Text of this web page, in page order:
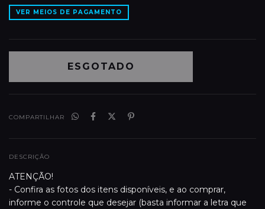
VER MEIOS DE PAGAMENTO
COMPARTILHAR
DESCRIÇÃO
ATENÇÃO!
- Confira as fotos dos itens disponíveis, e ao comprar,
informe o controle que desejar (basta informar a letra que